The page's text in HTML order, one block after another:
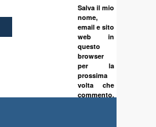
Salva il mio
nome,
email e sito
web in
questo
browser
per la
prossima
volta che
commento.